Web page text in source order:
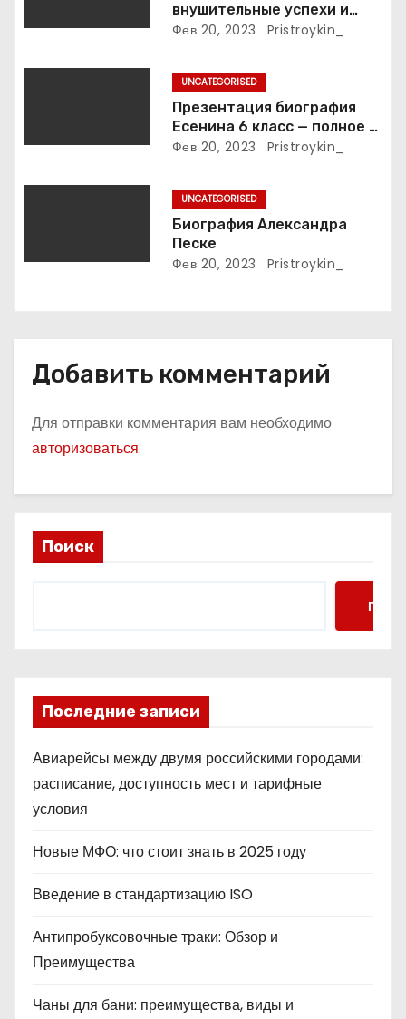
внушительные успехи и
интимные подробности
Фев 20, 2023 Pristroykin_
UNCATEGORISED
Презентация биография
Есенина 6 класс — полное и
подробное описание жизни
Фев 20, 2023 Pristroykin_
UNCATEGORISED
Биография Александра
Песке
Фев 20, 2023 Pristroykin_
Добавить комментарий
Для отправки комментария вам необходимо
авторизоваться.
Поиск
Поиск
Последние записи
Авиарейсы между двумя российскими городами:
расписание, доступность мест и тарифные
условия
Новые МФО: что стоит знать в 2025 году
Введение в стандартизацию ISO
Антипробуксовочные траки: Обзор и
Преимущества
Чаны для бани: преимущества, виды и